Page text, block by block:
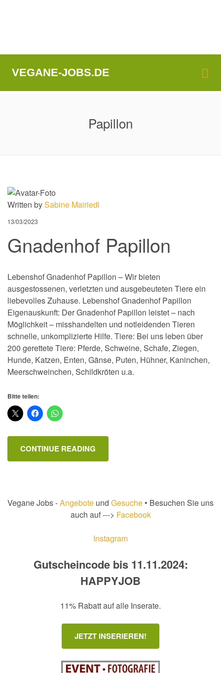
VEGANE-JOBS.DE
Papillon
Written bySabine Mairiedl
13/03/2023
Gnadenhof Papillon
Lebenshof Gnadenhof Papillon – Wir bieten
ausgestossenen, verletzten und ausgebeuteten Tiere ein
liebevolles Zuhause. Lebenshof Gnadenhof Papillon
Eigenauskunft: Der Gnadenhof Papillon leistet – nach
Möglichkeit – misshandelten und notleidenden Tieren
schnelle, unkomplizierte Hilfe. Tiere: Bei uns leben über
200 gerettete Tiere: Pferde, Schweine, Schafe, Ziegen,
Hunde, Katzen, Enten, Gänse, Puten, Hühner, Kaninchen,
Meerschweinchen, Schildkröten u.a.
Bitte teilen:
CONTINUE READING
Vegane Jobs -Angebote und Gesuche • Besuchen Sie uns
auch auf ---> Facebook
Instagram
Gutscheincode bis 11.11.2024:
HAPPYJOB
11% Rabatt auf alle Inserate.
JETZT INSERIEREN!